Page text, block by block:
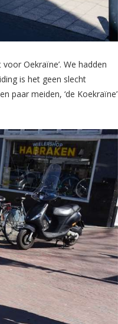
Oekraïne’. We hadden
is het geen slecht
paar meiden, ‘de Koekraïne’